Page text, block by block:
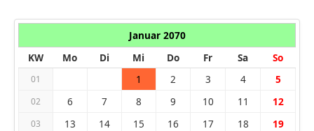
Januar 2070
KW
Mo Di Mi Do Fr Sa So
01 1 2 3 4 5
02 6 7 8 9 10 11 12
03 13 14 15 16 17 18 19